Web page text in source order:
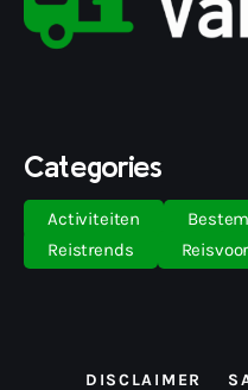
Categories
Activiteiten
Reistrends
DISCLAIMER